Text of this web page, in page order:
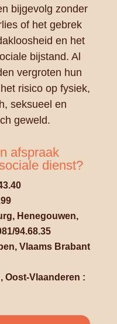
bijgevolg zonder
of het gebrek
en het
bijstand. Al
vergroten hun
risico op fysiek,
seksueel en
geweld.
afspraak
dienst?
Henegouwen,
94.68.35
Vlaams Brabant
Oost-Vlaanderen :